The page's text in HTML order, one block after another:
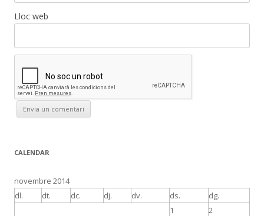
Lloc web
CALENDAR
novembre 2014
dl.
dt. dc. dj. dv. ds. dg.
1
2